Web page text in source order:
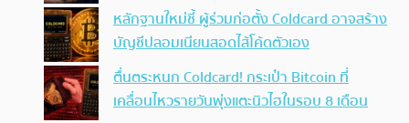
หลักฐานใหม่ชี้ ผู้ร่วมก่อตั้ง Coldcard อาจสร้าง
บัญชีปลอมเนียนสอดไส้โค้ดตัวเอง
ตื่นตระหนก Coldcard! กระเป๋า Bitcoin ที่
เคลื่อนไหวรายวันพุ่งแตะนิวไฮในรอบ 8 เดือน